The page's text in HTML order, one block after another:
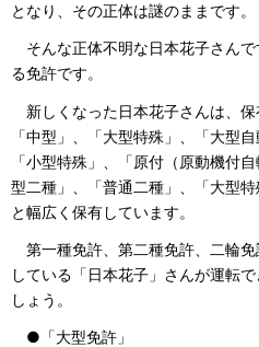
となり、その正体は謎のままです。
そんな正体不明な日本花子さん
る免許です。
新しくなった日本花子さんは、保
「中型」、「大型特殊」、「大型
「小型特殊」、「原付（原動機付
型二種」、「普通二種」、「大型特
と幅広く保有しています。
第一種免許、第二種免許、二輪
している「日本花子」さんが運転
しょう。
●「大型免許」